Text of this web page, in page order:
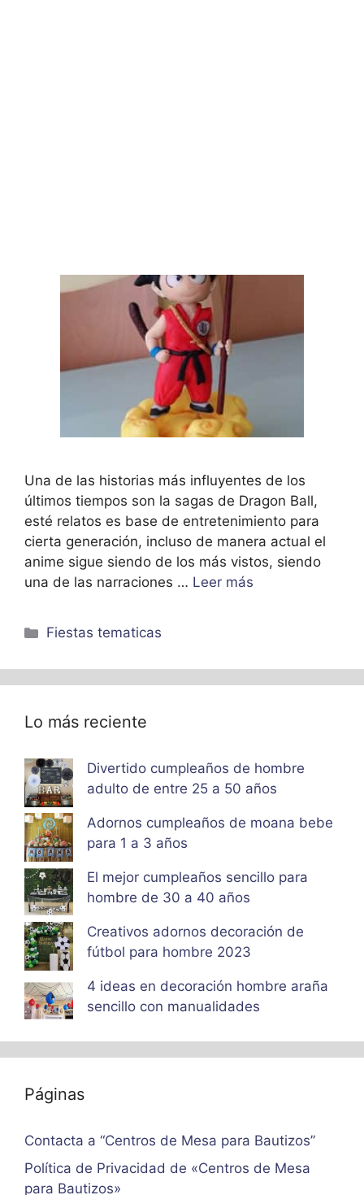
Una de las historias más influyentes de los
últimos tiempos son la sagas de Dragon Ball,
esté relatos es base de entretenimiento para
cierta generación, incluso de manera actual el
anime sigue siendo de los más vistos, siendo
una de las narraciones … Leer más
Categorías
Fiestas tematicas
Lo más reciente
Divertido cumpleaños de hombre
adulto de entre 25 a 50 años
Adornos cumpleaños de moana bebe
para 1 a 3 años
El mejor cumpleaños sencillo para
hombre de 30 a 40 años
Creativos adornos decoración de
fútbol para hombre 2023
4 ideas en decoración hombre araña
sencillo con manualidades
Páginas
Contacta a “Centros de Mesa para Bautizos”
Política de Privacidad de «Centros de Mesa
para Bautizos»